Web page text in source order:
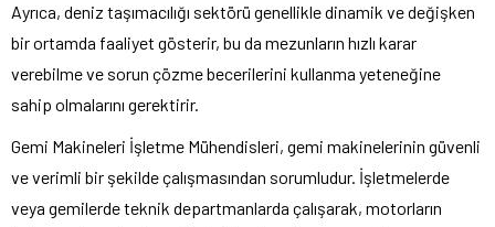
Ayrıca, deniz taşımacılığı sektörü genellikle dinamik ve değişken
bir ortamda faaliyet gösterir, bu da mezunların hızlı karar
verebilme ve sorun çözme becerilerini kullanma yeteneğine
sahip olmalarını gerektirir.
Gemi Makineleri İşletme Mühendisleri, gemi makinelerinin güvenli
ve verimli bir şekilde çalışmasından sorumludur. İşletmelerde
veya gemilerde teknik departmanlarda çalışarak, motorların